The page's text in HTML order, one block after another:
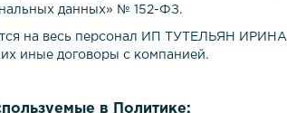
данных» № 152-ФЗ.
на весь персонал ИП ТУТЕЛЬЯН
иные договоры с компанией.
в Политике: